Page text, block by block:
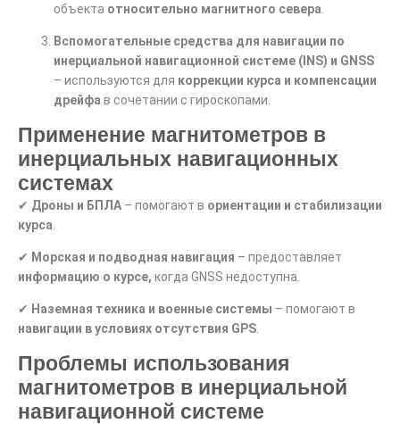
объекта относительно магнитного севера
Вспомогательные средства для навигации по
инерциальной навигационной системе (INS) и GNSS
– используются для коррекции курса и компенсации
дрейфа в сочетании с гироскопами.
Применение магнитометров в
инерциальных навигационных
системах
✔ Дроны и БПЛА – помогают в ориентации и стабилизации
курса
✔ Морская и подводная навигация – предоставляет
информацию о курсе, когда GNSS недоступна.
✔ Наземная техника и военные системы – помогают в
навигации в условиях отсутствия GPS.
Проблемы использования
магнитометров в инерциальной
навигационной системе